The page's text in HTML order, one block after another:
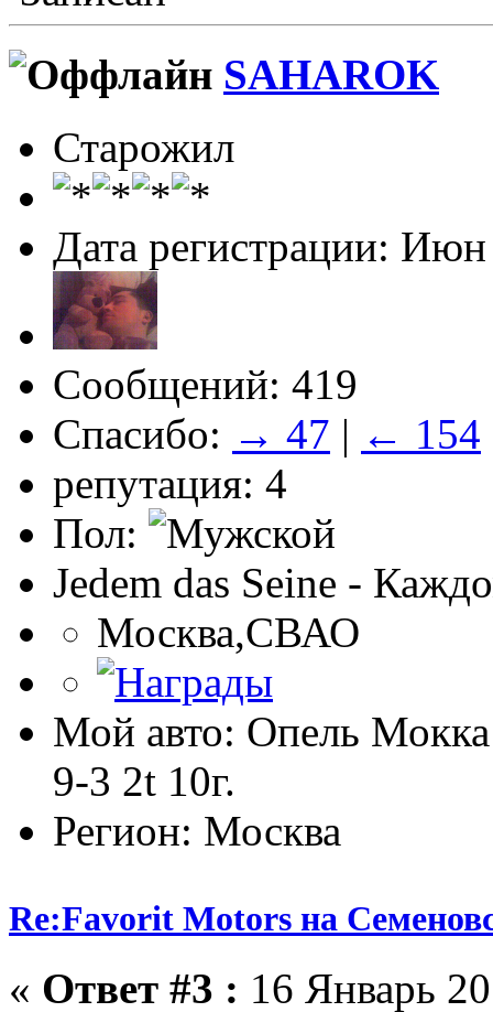
SAHAROK
Старожил
Дата регистрации:
Сообщений: 419
Спасибо: → 47 | ← 154
репутация: 4
Пол:
Jedem das Seine -
Москва,СВАО
Мой авто: Опель
9-3 2t 10г.
Регион: Москва
Re:Favorit Motors на
« Ответ #3 : 16 Январь